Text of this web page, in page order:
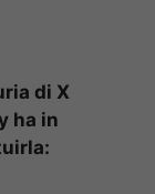
di X
ha in